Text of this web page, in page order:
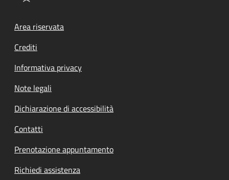
Footer menu
Area riservata
Crediti
Informativa privacy
Note legali
Dichiarazione di accessibilità
Contatti
Prenotazione appuntamento
Richiedi assistenza